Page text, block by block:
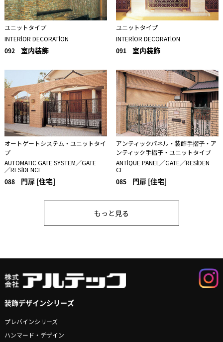
ユニットタイプ
INTERlOR DECORATlON
092 室内装飾
ユニットタイプ
INTERlOR DECORATlON
091 室内装飾
オートゲートシステム・ユニットタイ
プ
AUTOMATIC GATE SYSTEM／GATE
／RESlDENCE
088 門扉 [住宅]
アンティックパネル・装飾手摺子・ア
ンティック手摺子・ユニットタイプ
ANTlQUE PANEL／GATE／RESlDEN
CE
085 門扉 [住宅]
もっと見る
装飾デザインシリーズ
プレバインシリーズ
ハンマード・デザイン